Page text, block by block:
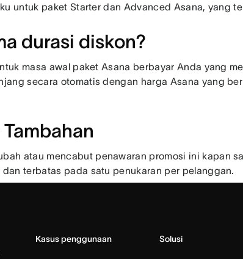
untuk paket Starter dan Advanced Asana, yang
durasi diskon?
masa awal paket Asana berbayar Anda yang
secara otomatis dengan harga Asana yang
atau mencabut penawaran promosi ini kapan
terbatas pada satu penukaran per pelanggan.
Kasus penggunaan Solusi